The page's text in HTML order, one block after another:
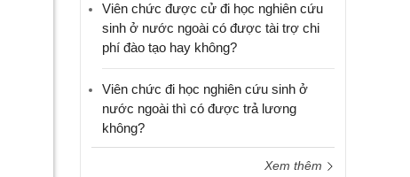
Viên chức được cử đi học nghiên cứu
sinh ở nước ngoài có được tài trợ chi
phí đào tạo hay không?
Viên chức đi học nghiên cứu sinh ở
nước ngoài thì có được trả lương
không?
Xem thêm